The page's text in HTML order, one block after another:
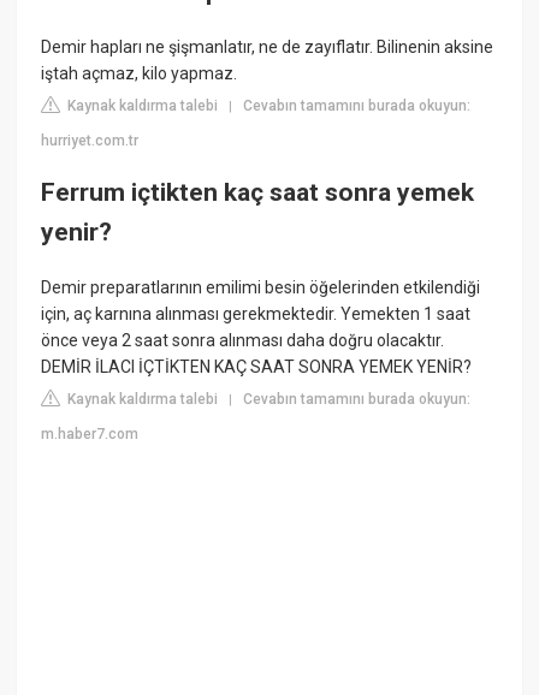
Demir hapları ne şişmanlatır, ne de zayıflatır. Bilinenin aksine
iştah açmaz, kilo yapmaz.
Kaynak kaldırma talebi |Cevabın tamamını burada okuyun:
hurriyet.com.tr
Ferrum içtikten kaç saat sonra yemek
yenir?
Demir preparatlarının emilimi besin öğelerinden etkilendiği
için, aç karnına alınması gerekmektedir. Yemekten 1 saat
önce veya 2 saat sonra alınması daha doğru olacaktır.
DEMİR İLACI İÇTİKTEN KAÇ SAAT SONRA YEMEK YENİR?
Kaynak kaldırma talebi |Cevabın tamamını burada okuyun:
m.haber7.com